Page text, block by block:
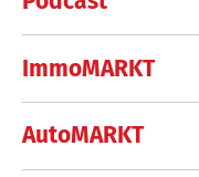
ImmoMARKT
AutoMARKT